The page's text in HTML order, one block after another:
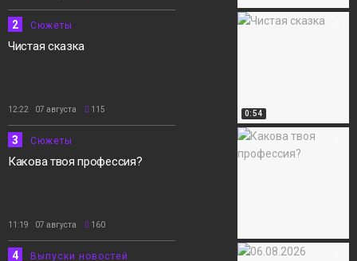
0:54
2 Сюжеты
Чистая сказка
12:22 07 августа 115
3 Сюжеты
Какова твоя профессия?
11:19 07 августа 160
4 Выпуски новостей